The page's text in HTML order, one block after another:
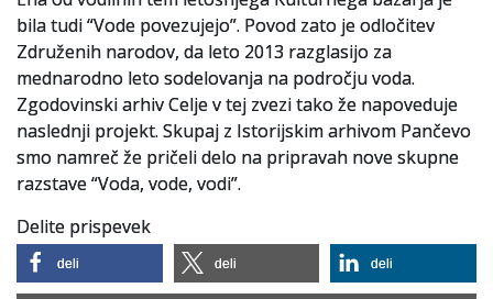
bila tudi “Vode povezujejo”. Povod zato je odločitev
Združenih narodov, da leto 2013 razglasijo za
mednarodno leto sodelovanja na področju voda.
Zgodovinski arhiv Celje v tej zvezi tako že napoveduje
naslednji projekt. Skupaj z Istorijskim arhivom Pančevo
smo namreč že pričeli delo na pripravah nove skupne
razstave “Voda, vode, vodi”.
Delite prispevek
deli deli deli